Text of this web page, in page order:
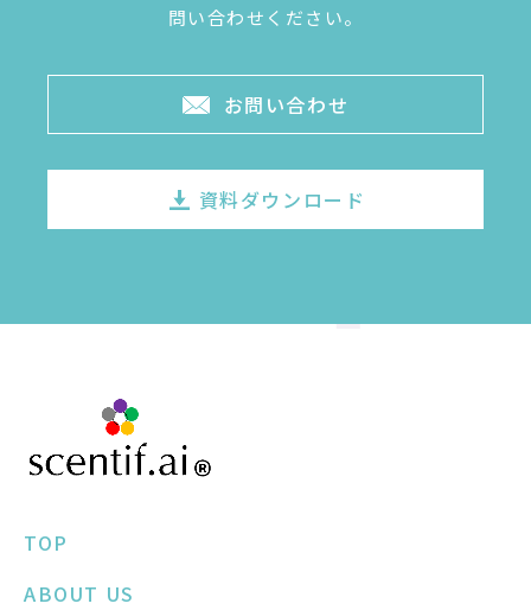
問い合わせください。
お問い合わせ
資料ダウンロード
TOP
ABOUT US